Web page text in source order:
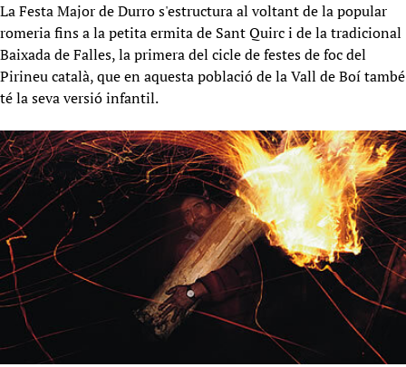
La Festa Major de Durro s'estructura al voltant de la popular
romeria fins a la petita ermita de Sant Quirc i de la tradicional
Baixada de Falles, la primera del cicle de festes de foc del
Pirineu català, que en aquesta població de la Vall de Boí també
té la seva versió infantil.